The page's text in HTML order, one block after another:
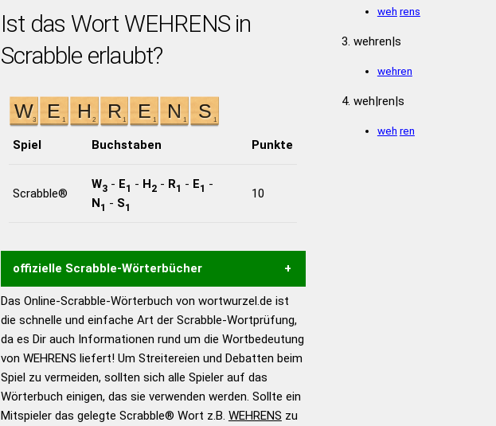
Ist das Wort WEHRENS in
Scrabble erlaubt?
Spiel Buchstaben Punkte
Scrabble®
W3- E1 - H2- R1 - E1 -
N1 - S1
10
offizielle Scrabble-Wörterbücher
Wortwurzel liefert mit Hilfe eines semantischen
Wortanalyse-Algorithmus gute Anhaltspunkte zu
Wortbedeutung, Worttrennung und Wortform, um die
Gültigkeit eines Wortes für das Scrabble-Spiel zu
bestimmen! zugelassene Turnier Scrabble-
Wörterbücher sind:
Das Online-Scrabble-Wörterbuch von wortwurzel.de ist
die schnelle und einfache Art der Scrabble-Wortprüfung,
da es Dir auch Informationen rund um die Wortbedeutung
von WEHRENS liefert! Um Streitereien und Debatten beim
Spiel zu vermeiden, sollten sich alle Spieler auf das
Wörterbuch einigen, das sie verwenden werden. Sollte ein
Mitspieler das gelegte Scrabble® Wort z.B. WEHRENS zu
weh rens
wehren|s
wehren
weh|ren|s
weh ren